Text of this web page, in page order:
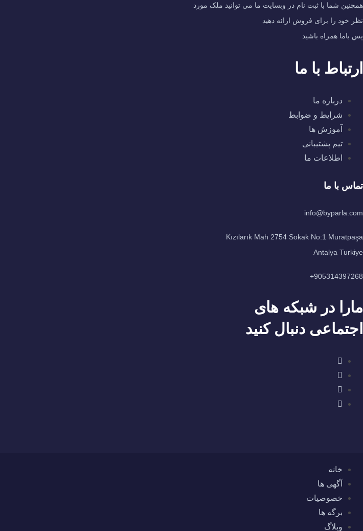
همچنین شما با ثبت نام در وبسایت ما می توانید ملک مورد
نظر خود را برای فروش ارائه دهید
پس باما همراه باشید
ارتباط با ما
درباره ما
شرایط و ضوابط
آموزش ها
تیم پشتیبانی
اطلاعات ما
تماس با ما
info@byparla.com
Kızılarık Mah 2754 Sokak No:1 Muratpaşa
Antalya Turkiye
905314397268+
مارا در شبکه های
اجتماعی دنبال کنید
خانه
آگهی ها
خصوصیات
برگه ها
وبلاگ